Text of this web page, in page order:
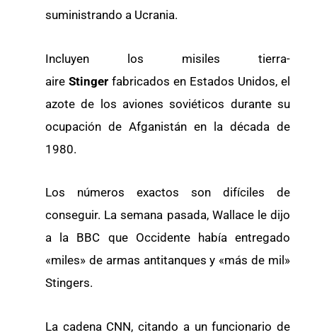
suministrando a Ucrania.
Incluyen los misiles tierra-
aire Stinger fabricados en Estados Unidos, el
azote de los aviones soviéticos durante su
ocupación de Afganistán en la década de
1980.
Los números exactos son difíciles de
conseguir. La semana pasada, Wallace le dijo
a la BBC que Occidente había entregado
«miles» de armas antitanques y «más de mil»
Stingers.
La cadena CNN, citando a un funcionario de